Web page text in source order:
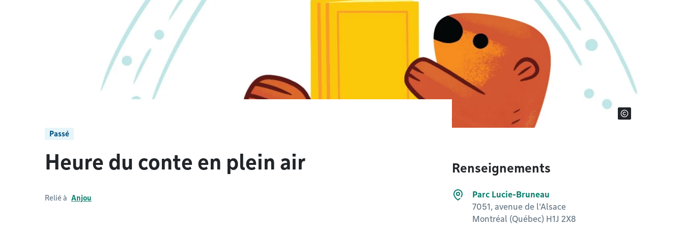
Passé
Heure du conte en plein air
Relié à Anjou
Renseignements
Parc Lucie-Bruneau
7051, avenue de l'Alsace
Montréal (Québec) H1J 2X8